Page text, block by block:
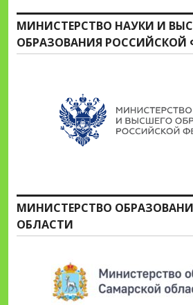
МИНИСТЕРСТВО НАУКИ И
ОБРАЗОВАНИЯ РОССИЙСКОЙ
МИНИСТЕРСТВО
ОБЛАСТИ